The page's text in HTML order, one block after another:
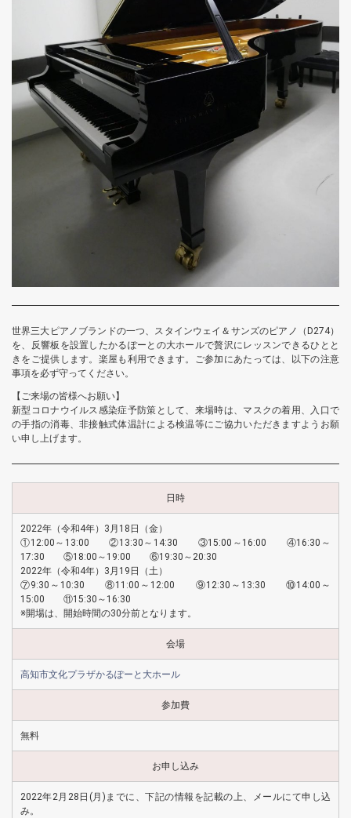
世界三大ピアノブランドの一つ、スタインウェイ＆サンズのピアノ（D274）
を、反響板を設置したかるぽーとの大ホールで贅沢にレッスンできるひとと
きをご提供します。楽屋も利用できます。ご参加にあたっては、以下の注意
事項を必ず守ってください。
【ご来場の皆様へお願い】
新型コロナウイルス感染症予防策として、来場時は、マスクの着用、入口で
の手指の消毒、非接触式体温計による検温等にご協力いただきますようお願
い申し上げます。
日時
2022年（令和4年）3月18日（金）
①12:00～13:00 ②13:30～14:30 ③15:00～16:00 ④16:30～
17:30 ⑤18:00～19:00 ⑥19:30～20:30
2022年（令和4年）3月19日（土）
⑦9:30～10:30 ⑧11:00～12:00 ⑨12:30～13:30 ⑩14:00～
15:00 ⑪15:30～16:30
※開場は、開始時間の30分前となります。
会場
高知市文化プラザかるぽーと大ホール
参加費
無料
お申し込み
2022年2月28日(月)までに、下記の情報を記載の上、メールにて申し込
み。